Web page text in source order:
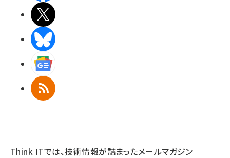
RSS
Think ITでは、技術情報が詰まったメールマガジン